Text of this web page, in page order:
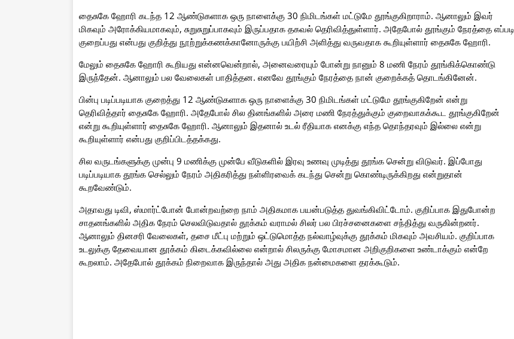
தைசுகே ஹோரி கடந்த 12 ஆண்டுகளாக ஒரு நாளைக்கு 30 நிமிடங்கள் மட்டுமே தூங்குகிறாராம். ஆனாலும் இவர்
மிகவும் அரோக்கியமாகவும், சுறுசுறுப்பாகவும் இருப்பதாக தகவல் தெரிவித்துள்ளார். அதேபோல் தூங்கும் நேரத்தை எப்படி
குறைப்பது என்பது குறித்து நூற்றுக்கணக்கானோருக்கு பயிற்சி அளித்து வருவதாக கூறியுள்ளார் தைசுகே ஹோரி.
மேலும் தைசுகே ஹோரி கூறியது என்னவென்றால், அனைவரையும் போன்று நானும் 8 மணி நேரம் தூங்கிக்கொண்டு
இருந்தேன். ஆனாலும் பல வேலைகள் பாதித்தன. எனவே தூங்கும் நேரத்தை நான் குறைக்கத் தொடங்கினேன்.
பின்பு படிப்படியாக குறைத்து 12 ஆண்டுகளாக ஒரு நாளைக்கு 30 நிமிடங்கள் மட்டுமே தூங்குகிறேன் என்று
தெரிவித்தார் தைசுகே ஹோரி. அதேபோல் சில தினங்களில் அரை மணி நேரத்துக்கும் குறைவாகக்கூட தூங்குகிறேன்
என்று கூறியுள்ளார் தைசுகே ஹோரி. ஆனாலும் இதனால் உடல் ரீதியாக எனக்கு எந்த தொந்தரவும் இல்லை என்று
கூறியுள்ளார் என்பது குறிப்பிடத்தக்கது.
சில வருடங்களுக்கு முன்பு 9 மணிக்கு முன்பே வீடுகளில் இரவு உணவு முடித்து தூங்க சென்று விடுவர். இப்போது
படிப்படியாக தூங்க செல்லும் நேரம் அதிகரித்து நள்ளிரவைக் கடந்து சென்று கொண்டிருக்கிறது என்றுதான்
கூறவேண்டும்.
அதாவது டிவி, ஸ்மார்ட்போன் போன்றவற்றை நாம் அதிகமாக பயன்படுத்த துவங்கிவிட்டோம். குறிப்பாக இதுபோன்ற
சாதனங்களில் அதிக நேரம் செலவிடுவதால் தூக்கம் வராமல் சிலர் பல பிரச்சனைகளை சந்தித்து வருகின்றனர்.
ஆனாலும் தினசரி வேலைகள், தசை மீட்பு மற்றும் ஒட்டுமொத்த நல்வாழ்வுக்கு தூக்கம் மிகவும் அவசியம். குறிப்பாக
உடலுக்கு தேவையான தூக்கம் கிடைக்கவில்லை என்றால் சிலருக்கு மோசமான அறிகுறிகளை உண்டாக்கும் என்றே
கூறலாம். அதேபோல் தூக்கம் நிறைவாக இருந்தால் அது அதிக நன்மைகளை தரக்கூடும்.